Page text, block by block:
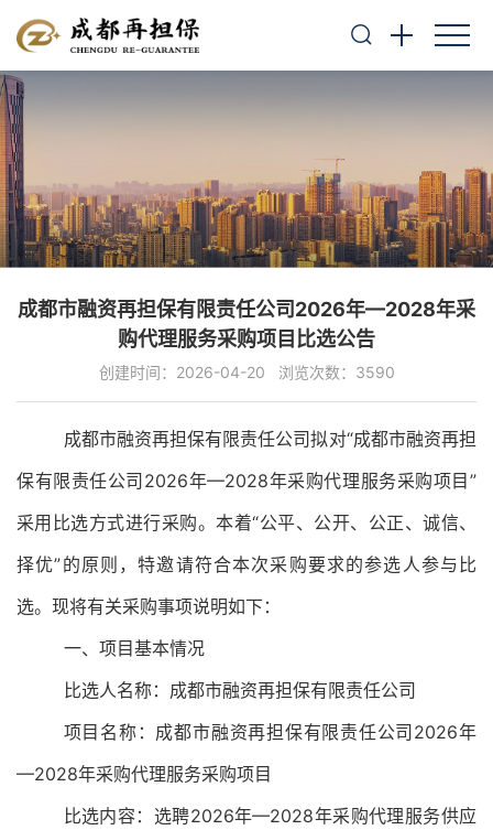
成都市融资再担保有限责任公司2026年—2028年采
购代理服务采购项目比选公告
创建时间：2026-04-20 浏览次数：3590
成都市融资再担保有限责任公司拟对“成都市融资再担
保有限责任公司 2026年—2028年采购代理服务采购项目”
采用比选方式进行采购。本着“公平、公开、公正、诚信、
择优”的原则，特邀请符合本次采购要求的参选人参与比
选。现将有关采购事项说明如下：
一、 项目基本情况
比选人名称：成都市融资再担保有限责任公司
项目名称：成都市融资再担保有限责任公司 2026年
—2028年采购代理服务采购项目
比选内容：选聘2026年—2028年采购代理服务供应